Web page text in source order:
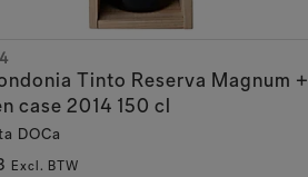
Tinto Reserva Magnum +
case 2014 150 cl
DOCa
Excl. BTW